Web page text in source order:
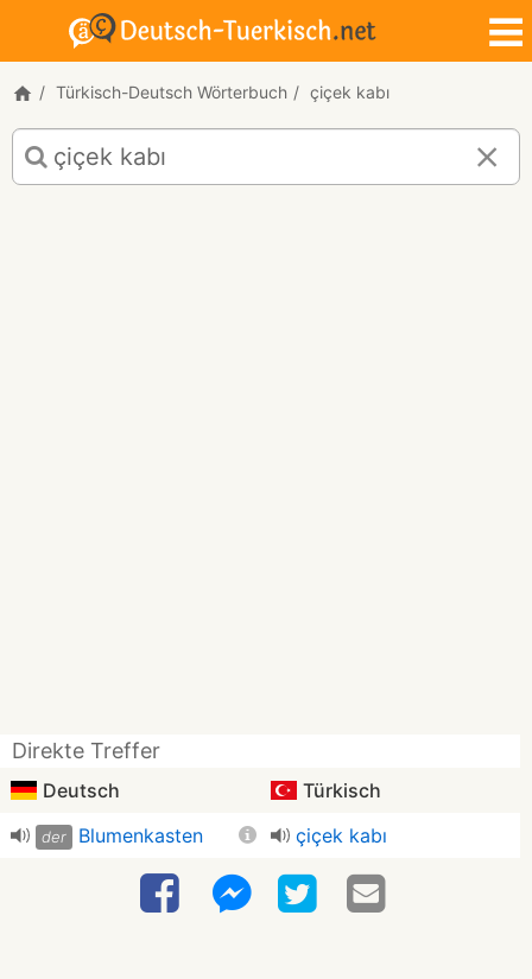
Türkisch-Deutsch Wörterbuch çiçek kabı
Türkisch-
Deutsch
Übersetzung
Direkte Treffer
Deutsch Türkisch
der Blumenkasten çiçek kabı